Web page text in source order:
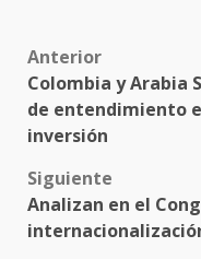
Anterior
Colombia y Arabia
de entendimiento
inversión
Siguiente
Analizan en el